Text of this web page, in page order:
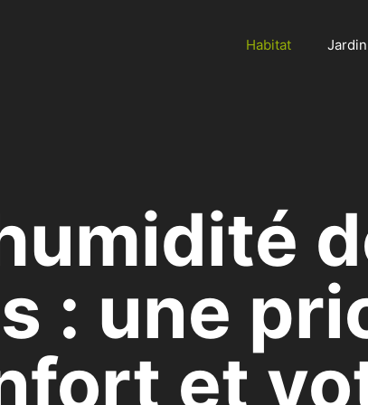
Habitat Jardin
: une
et